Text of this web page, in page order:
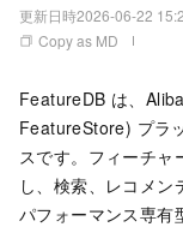
更新日時2026-06-22
Copy as MD
FeatureDB は、
FeatureStore) プラ
スです。フィーチャ
し、検索、レコメン
パフォーマンス専有